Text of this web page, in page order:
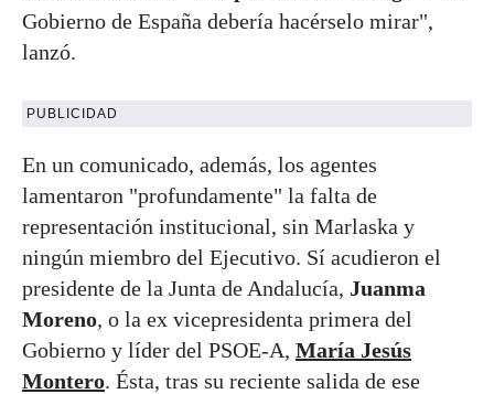
Gobierno de España debería hacérselo mirar",
lanzó.
PUBLICIDAD
En un comunicado, además, los agentes
lamentaron "profundamente" la falta de
representación institucional, sin Marlaska y
ningún miembro del Ejecutivo. Sí acudieron el
presidente de la Junta de Andalucía, Juanma
Moreno, o la ex vicepresidenta primera del
Gobierno y líder del PSOE-A, María Jesús
Montero. Ésta, tras su reciente salida de ese